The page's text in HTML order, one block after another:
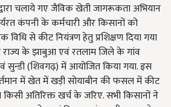
चलाये गए जैविक खेती जागरूकता अभियान
कंपनी के कर्मचारी और किसानों को
से कीट नियंत्रण हेतु प्रशिक्षण दिया गया
राज्य के झाबुआ एवं रतलाम जिले के गांव
सुन्डी (शिवगढ़) में आयोजित किया गया. इस
में खेत में खड़ी सोयाबीन की फसल में कीट
किसी अतिरिक्त खर्च के जरिए. सभी किसानों ने